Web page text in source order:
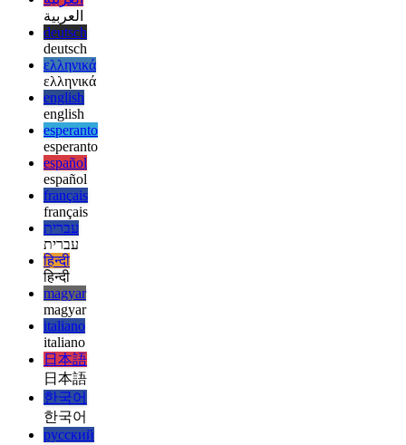
afrikaans
afrikaans
العربية
العربية
deutsch
deutsch
ελληνικά
ελληνικά
english
english
esperanto
esperanto
español
español
français
français
עברית
עברית
हिन्दी
हिन्दी
magyar
magyar
italiano
italiano
日本語
日本語
한국어